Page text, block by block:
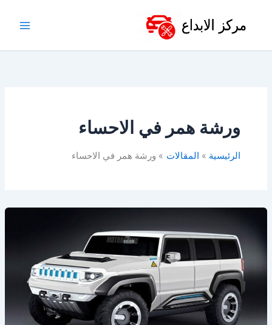
ورشة همر في الاحساء
الرئيسية المقالات ورشة همر في الاحساء
الدمام
–
الخبر
المنطقة